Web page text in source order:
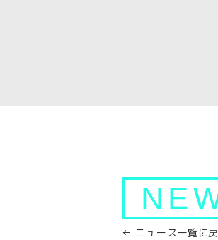
← ニュース一覧に